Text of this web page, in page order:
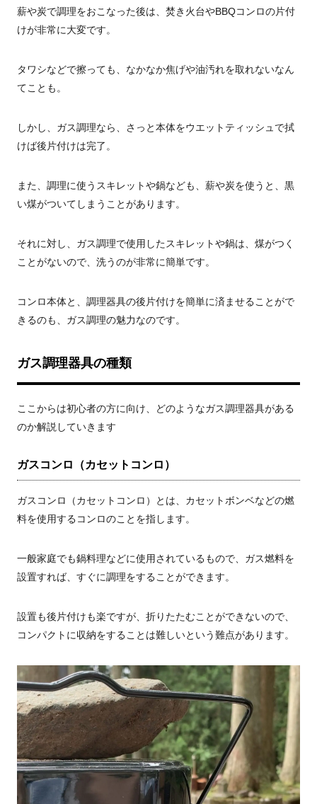
薪や炭で調理をおこなった後は、焚き火台やBBQコンロの片付
けが非常に大変です。
タワシなどで擦っても、なかなか焦げや油汚れを取れないなん
てことも。
しかし、ガス調理なら、さっと本体をウエットティッシュで拭
けば後片付けは完了。
また、調理に使うスキレットや鍋なども、薪や炭を使うと、黒
い煤がついてしまうことがあります。
それに対し、ガス調理で使用したスキレットや鍋は、煤がつく
ことがないので、洗うのが非常に簡単です。
コンロ本体と、調理器具の後片付けを簡単に済ませることがで
きるのも、ガス調理の魅力なのです。
ガス調理器具の種類
ここからは初心者の方に向け、どのようなガス調理器具がある
のか解説していきます
ガスコンロ（カセットコンロ）
ガスコンロ（カセットコンロ）とは、カセットボンベなどの燃
料を使用するコンロのことを指します。
一般家庭でも鍋料理などに使用されているもので、ガス燃料を
設置すれば、すぐに調理をすることができます。
設置も後片付けも楽ですが、折りたたむことができないので、
コンパクトに収納をすることは難しいという難点があります。